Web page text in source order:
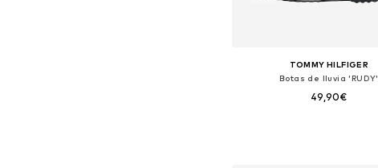
TOMMY HILFIGER
Botas de lluvia 'RUDY'
49,90€